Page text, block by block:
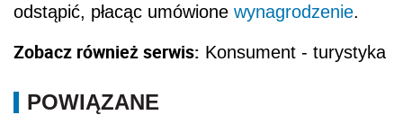
odstąpić, płacąc umówione wynagrodzenie.
Zobacz również serwis: Konsument - turystyka
POWIĄZANE